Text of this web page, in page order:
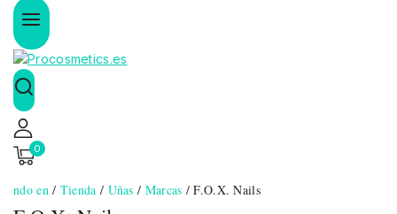
0
ndo en / Tienda / Uñas / Marcas / F.O.X. Nails